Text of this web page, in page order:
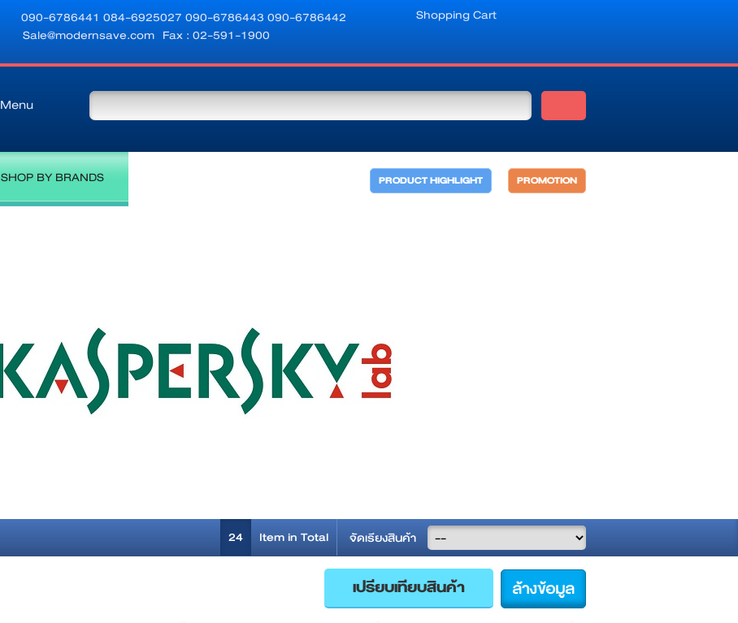
090-6786441084-6925027090-6786443090-6786442
Sale@modernsave.com Fax : 02-591-1900
Shopping Cart
Menu
SHOP BY BRANDS PROMOTION
PRODUCT HIGHLIGHT
จัดเรียงสินค้า
24 Item in Total
ล้างข้อมูล